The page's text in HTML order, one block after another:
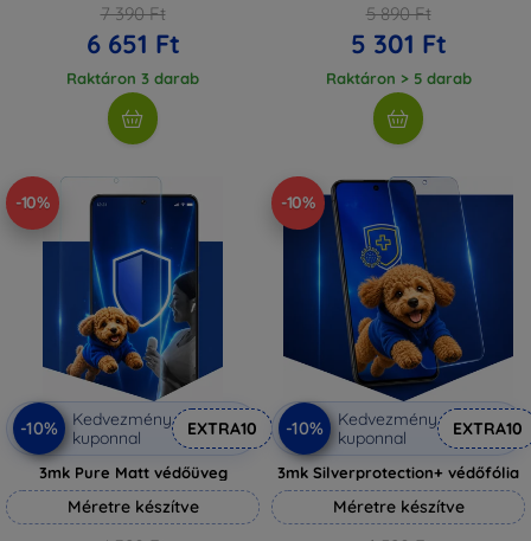
7 390 Ft
6 651 Ft
Raktáron 3 darab
5 890 Ft
5 301 Ft
Raktáron > 5 darab
-10%
-10%
Kedvezmény
kuponnal
EXTRA10
3mk Pure Matt védőüveg
Méretre készítve
-10%
-10%
Kedvezmény
kuponnal
EXTRA10
3mk Silverprotection+ védőfólia
Méretre készítve